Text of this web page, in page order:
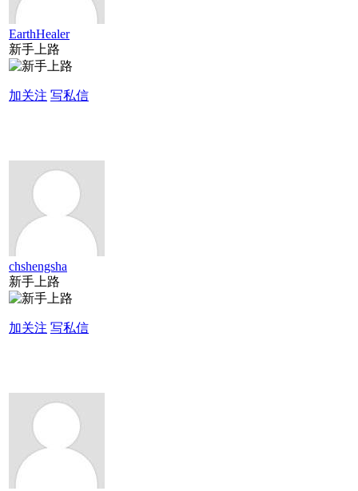
EarthHealer
新手上路
加关注 写私信
chshengsha
新手上路
加关注 写私信